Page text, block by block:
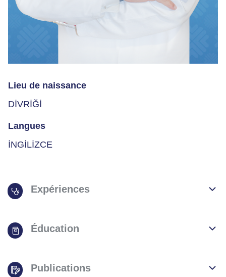
Lieu de naissance
DİVRİĞİ
Langues
İNGİLİZCE
Expériences
Éducation
Publications